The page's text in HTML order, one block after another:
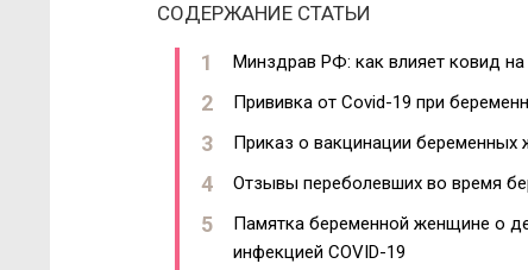
СОДЕРЖАНИЕ СТАТЬИ
Минздрав РФ: как влияет ковид на
Прививка от Covid-19 при
Приказ о вакцинации
Отзывы переболевших во время
Памятка беременной женщине о
инфекцией COVID-19